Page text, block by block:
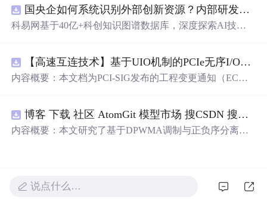
新领域的AI+数智化解决方案，推动科技创新与产业创新
智能化发展。
国央企如何系统识别外部创新资源？内部研发体系完善，但对外部高校、中小科技企业技术能力缺乏动态认知。.docx
科易网基于40亿+科创知识图谱数据库，深度探索AI技术
新领域的AI+数智化解决方案，推动科技创新与产业创新
智能化发展。
【高速互连技术】基于UIO机制的PCIe无序I/O扩展：多路径架构下内存请求的高性能传输与排序控制方案设计
内容概要：本文档为PCI-SIG发布的工程变更通知（EC
规则对多路径拓扑和高性能IO系统的限制。UIO基于Flit模
式，定义了一套新的TLP（事务层包）类型和规则，允许
博客 下载 社区 AtomGit 模型市场 搜CSDN 搜索 AI 搜索 会员中心 创作中心 基于DPWMA调制与正负序分离的ANPC三电平并网逆变器前馈控制策略研究（Simulink仿真实现）
内容概要：本文研究了基于DPWMA调制与正负序分离的
PC）三电平逆变器拓扑，结合双极性倍频脉宽调制（DPW
MA）、正负序分离锁相技术和电网电压前馈控制，构建
说点什么…